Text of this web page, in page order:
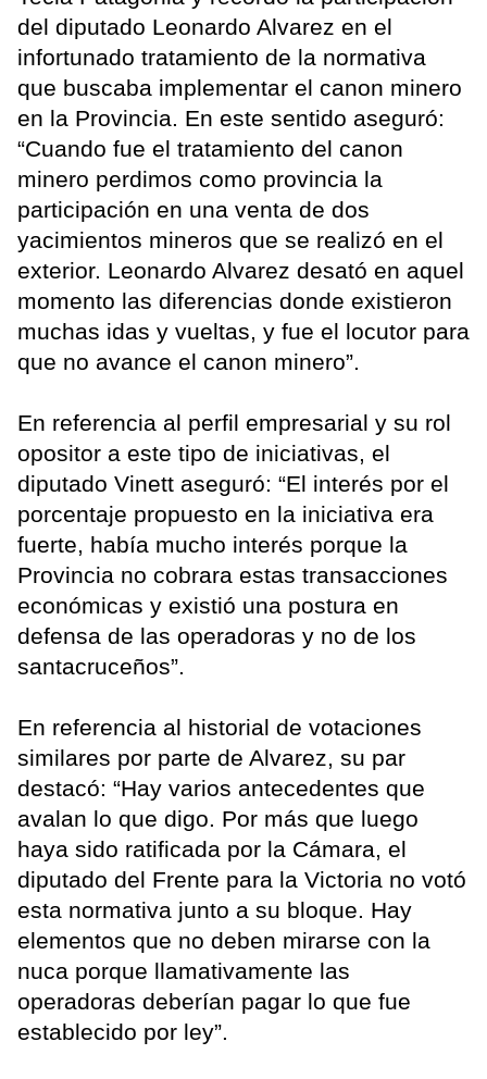
del diputado Leonardo Alvarez en el
infortunado tratamiento de la normativa
que buscaba implementar el canon minero
en la Provincia. En este sentido aseguró:
“Cuando fue el tratamiento del canon
minero perdimos como provincia la
participación en una venta de dos
yacimientos mineros que se realizó en el
exterior. Leonardo Alvarez desató en aquel
momento las diferencias donde existieron
muchas idas y vueltas, y fue el locutor para
que no avance el canon minero”.
En referencia al perfil empresarial y su rol
opositor a este tipo de iniciativas, el
diputado Vinett aseguró: “El interés por el
porcentaje propuesto en la iniciativa era
fuerte, había mucho interés porque la
Provincia no cobrara estas transacciones
económicas y existió una postura en
defensa de las operadoras y no de los
santacruceños”.
En referencia al historial de votaciones
similares por parte de Alvarez, su par
destacó: “Hay varios antecedentes que
avalan lo que digo. Por más que luego
haya sido ratificada por la Cámara, el
diputado del Frente para la Victoria no votó
esta normativa junto a su bloque. Hay
elementos que no deben mirarse con la
nuca porque llamativamente las
operadoras deberían pagar lo que fue
establecido por ley”.